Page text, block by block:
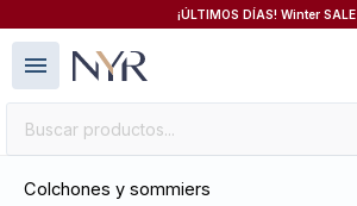
¡ÚLTIMOS DÍAS! Winter SALE
menu
Colchones y sommiers
close